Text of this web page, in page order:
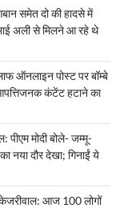
समेत दो की हादसे में
अली से मिलने आ रहे थे
ऑनलाइन पोस्ट पर बॉम्बे
कंटेंट हटाने का
मोदी बोले- जम्मू-
नया दौर देखा; गिनाईं ये
आज 100 लोगों